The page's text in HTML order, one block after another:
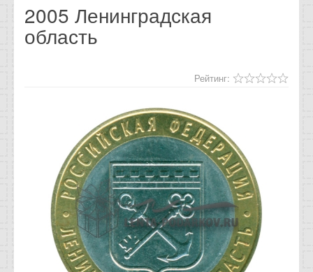
Вопрос-ответ
2005 Ленинградская
область
Рейтинг: